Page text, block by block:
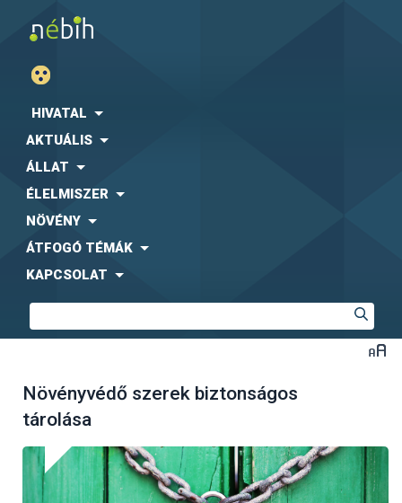
HIVATAL
AKTUÁLIS
ÁLLAT
ÉLELMISZER
NÖVÉNY
ÁTFOGÓ TÉMÁK
KAPCSOLAT
Növényvédő szerek biztonságos
tárolása